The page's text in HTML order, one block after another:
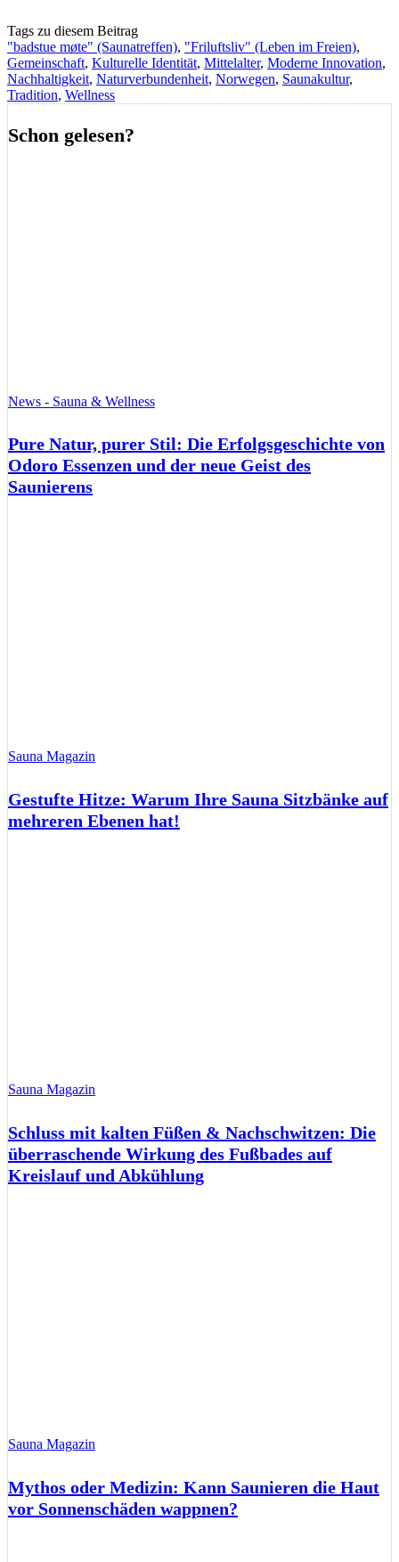
Tags zu diesem Beitrag
"badstue møte" (Saunatreffen), "Friluftsliv" (Leben im Freien),
Gemeinschaft, Kulturelle Identität, Mittelalter, Moderne Innovation,
Nachhaltigkeit, Naturverbundenheit, Norwegen, Saunakultur,
Tradition, Wellness
Schon gelesen?
News - Sauna & Wellness
Pure Natur, purer Stil: Die Erfolgsgeschichte von
Odoro Essenzen und der neue Geist des
Saunierens
Sauna Magazin
Gestufte Hitze: Warum Ihre Sauna Sitzbänke auf
mehreren Ebenen hat!
Sauna Magazin
Schluss mit kalten Füßen & Nachschwitzen: Die
überraschende Wirkung des Fußbades auf
Kreislauf und Abkühlung
Sauna Magazin
Mythos oder Medizin: Kann Saunieren die Haut
vor Sonnenschäden wappnen?